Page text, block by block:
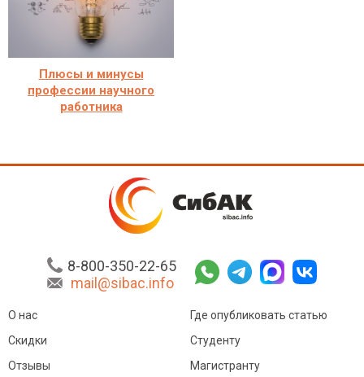
Плюсы и минусы
профессии научного
работника
8-800-350-22-65
mail@sibac.info
О нас
Скидки
Отзывы
Где опубликовать статью
Студенту
Магистранту